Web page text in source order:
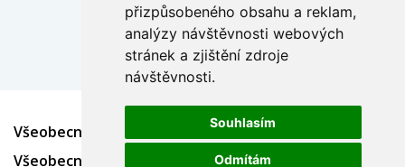
přizpůsobeného obsahu a reklam,
analýzy návštěvnosti webových
stránek a zjištění zdroje
návštěvnosti.
Souhlasím
Odmítám
Všeobecné obchodní podmínky - Dražba
Všeobecné obchodní podmínky - Soutěž